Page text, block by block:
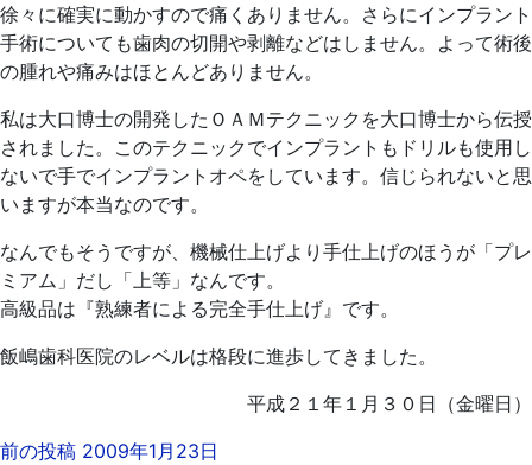
徐々に確実に動かすので痛くありません。さらにインプラント
手術についても歯肉の切開や剥離などはしません。よって術後
の腫れや痛みはほとんどありません。
私は大口博士の開発したＯＡＭテクニックを大口博士から伝授
されました。このテクニックでインプラントもドリルも使用し
ないで手でインプラントオペをしています。信じられないと思
いますが本当なのです。
なんでもそうですが、機械仕上げより手仕上げのほうが「プレ
ミアム」だし「上等」なんです。
高級品は『熟練者による完全手仕上げ』です。
飯嶋歯科医院のレベルは格段に進歩してきました。
平成２１年１月３０日（金曜日）
前の投稿 2009年1月23日